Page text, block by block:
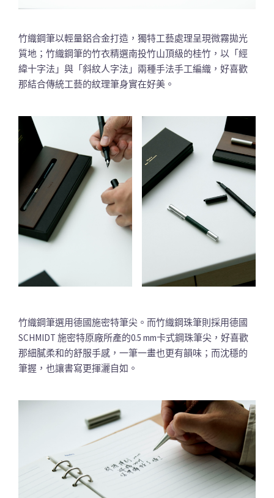
竹織鋼筆以輕量鋁合金打造，獨特工藝處理呈現微霧拋光
質地；竹織鋼筆的竹衣精選南投竹山頂級的桂竹，以「經
緯十字法」與「斜紋人字法」兩種手法手工編織，好喜歡
那結合傳統工藝的紋理筆身實在好美。
竹織鋼筆選用德國施密特筆尖。而竹織鋼珠筆則採用德國
SCHMIDT 施密特原廠所產的0.5 mm卡式鋼珠筆尖，好喜歡
那細膩柔和的舒服手感，一筆一畫也更有韻味；而沈穩的
筆握，也讓書寫更揮灑自如。